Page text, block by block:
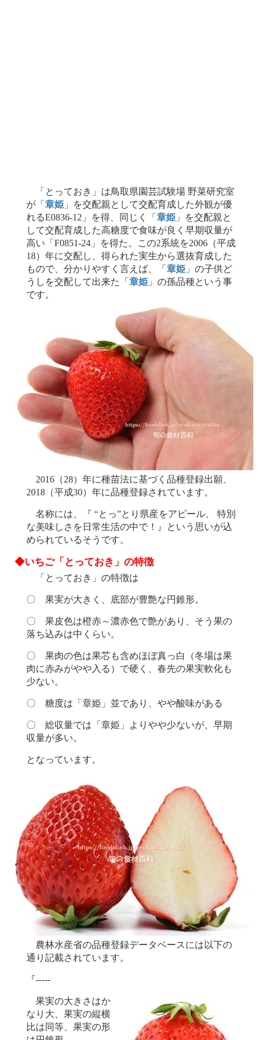
「とっておき」は鳥取県園芸試験場 野菜研究室
が「 章姫 」を交配親として交配育成した外観が優
れるE0836-12」を得、同じく「 章姫 」を交配親と
して交配育成した高糖度で食味が良く早期収量が
高い「F0851-24」を得た。この2系統を2006（平成
18）年に交配し、得られた実生から選抜育成した
もので、分かりやすく言えば、「 章姫 」の子供ど
うしを交配して出来た「 章姫 」の孫品種という事
です。
2016（28）年に種苗法に基づく品種登録出願、
2018（平成30）年に品種登録されています。
名称には、『 “とっ”とり県産をアピール、 特別
な美味しさを日常生活の中で！』という思いが込
められているそうです。
◆いちご「とっておき」の特徴
「とっておき」の特徴は
〇 果実が大きく、底部が豊艶な円錐形。
〇 果皮色は橙赤～濃赤色で艶があり、そう果の
落ち込みは中くらい。
〇 果肉の色は果芯も含めほぼ真っ白（冬場は果
肉に赤みがやや入る）で硬く、春先の果実軟化も
少ない。
〇 糖度は「章姫」並であり、やや酸味がある
〇 総収量では「章姫」よりやや少ないが、早期
収量が多い。
となっています。
農林水産省の品種登録データベースには以下の
通り記載されています。
『-----
果実の大きさはか
なり大、果実の縦横
比は同等、果実の形